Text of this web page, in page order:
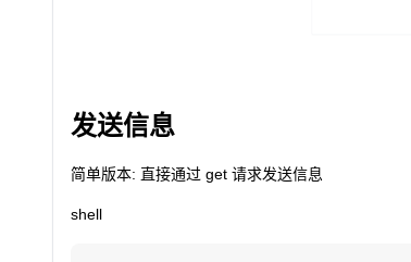
发送信息
简单版本: 直接通过 get 请求发送信息
shell